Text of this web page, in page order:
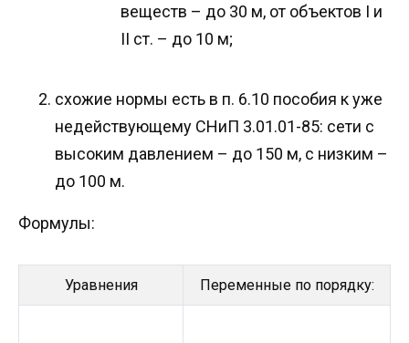
веществ – до 30 м, от объектов I и
II ст. – до 10 м;
схожие нормы есть в п. 6.10 пособия к уже
недействующему СНиП 3.01.01-85: сети с
высоким давлением – до 150 м, с низким –
до 100 м.
Формулы:
Уравнения Переменные по порядку: